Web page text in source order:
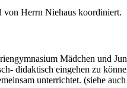
von Herrn Niehaus koordiniert.
Mädchen und
didaktisch eingehen zu
unterrichtet. (siehe